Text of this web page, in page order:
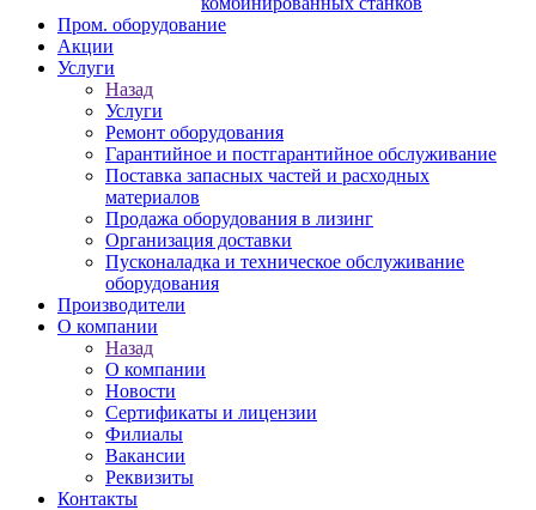
Пром. оборудование
Акции
Услуги
Назад
Услуги
Ремонт оборудования
Гарантийное и постгарантийное обслуживание
Поставка запасных частей и расходных
материалов
Продажа оборудования в лизинг
Организация доставки
Пусконаладка и техническое обслуживание
оборудования
Производители
О компании
Назад
О компании
Новости
Сертификаты и лицензии
Филиалы
Вакансии
Реквизиты
Контакты